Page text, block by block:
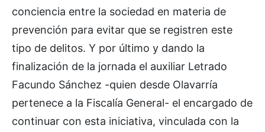
conciencia entre la sociedad en materia de
prevención para evitar que se registren este
tipo de delitos. Y por último y dando la
finalización de la jornada el auxiliar Letrado
Facundo Sánchez -quien desde Olavarría
pertenece a la Fiscalía General- el encargado de
continuar con esta iniciativa, vinculada con la